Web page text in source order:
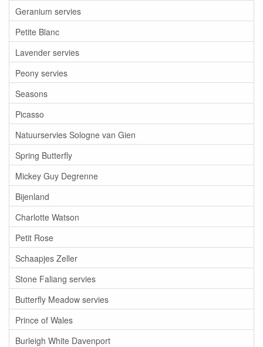
Geranium servies
Petite Blanc
Lavender servies
Peony servies
Seasons
Picasso
Natuurservies Sologne van Gien
Spring Butterfly
Mickey Guy Degrenne
Bijenland
Charlotte Watson
Petit Rose
Schaapjes Zeller
Stone Faliang servies
Butterfly Meadow servies
Prince of Wales
Burleigh White Davenport